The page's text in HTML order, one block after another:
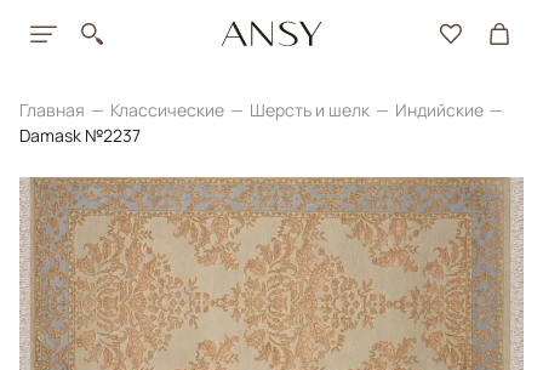
Главная Классические Шерсть и шелк
Индийские
Damask №2237